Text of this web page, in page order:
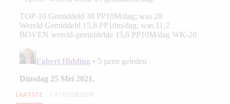
LAATSTE